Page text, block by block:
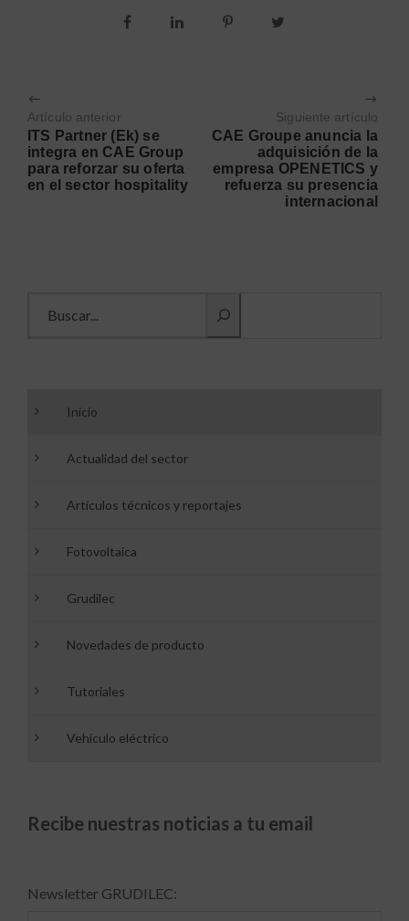
Artículo anterior
ITS Partner (Ek) se
integra en CAE Group
para reforzar su oferta
en el sector hospitality
Siguiente artículo
CAE Groupe anuncia la
adquisición de la
empresa OPENETICS y
refuerza su presencia
internacional
Inicio
Actualidad del sector
Artículos técnicos y reportajes
Fotovoltaica
Grudilec
Novedades de producto
Tutoriales
Vehículo eléctrico
Recibe nuestras noticias a tu email
Newsletter GRUDILEC: